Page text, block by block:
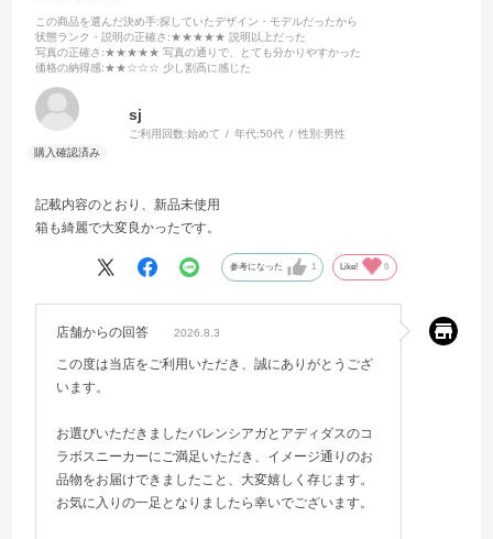
この商品を選んだ決め手:探していたデザイン・モデルだったから
状態ランク・説明の正確さ :★★★★★ 説明以上だった
写真の正確さ :★★★★★ 写真の通りで、とても分かりやすかった
価格の納得感:★★☆☆☆ 少し割高に感じた
sj
ご利用回数:始めて 年代:50代 性別:男性
記載内容のとおり、新品未使用
箱も綺麗で大変良かったです。
参考になった 1 Like! 0
店舗からの回答 2026.8.3
この度は当店をご利用いただき、誠にありがとうござ
います。
お選びいただきましたバレンシアガとアディダスのコ
ラボスニーカーにご満足いただき、イメージ通りのお
品物をお届けできましたこと、大変嬉しく存じます。
お気に入りの一足となりましたら幸いでございます。